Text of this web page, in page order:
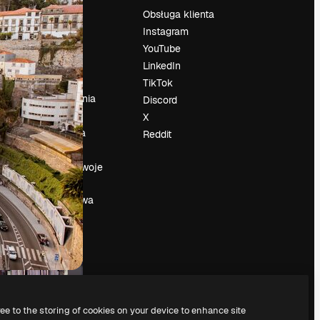
Cennik
O nas
Reviews
Kariera
Trendy
wyszukiwania
Blog
Wydarzenia
Slidesgo
Sprzedaj swoje
treści
Sala prasowa
Szukasz
magnific.ai
Obsługa klienta
Instagram
YouTube
LinkedIn
TikTok
Discord
X
Reddit
to the storing of cookies on your device to enhance site